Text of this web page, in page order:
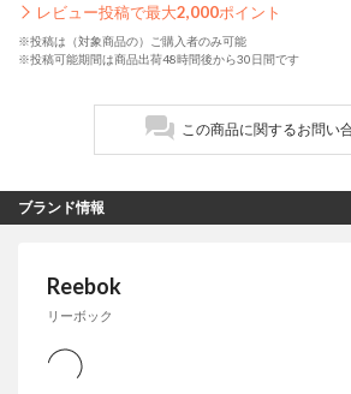
レビュー投稿で最大2,000ポイント
※投稿は（対象商品の）ご購入者のみ可能
※投稿可能期間は商品出荷48時間後から30日間です
この商品に関するお問い
ブランド情報
Reebok
リーボック